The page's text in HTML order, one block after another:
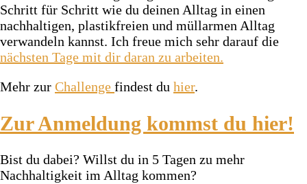
Schritt für Schritt wie du deinen Alltag in einen
nachhaltigen, plastikfreien und müllarmen Alltag
verwandeln kannst. Ich freue mich sehr darauf die
nächsten Tage mit dir daran zu arbeiten.
Mehr zur Challenge findest du hier.
Zur Anmeldung kommst du hier!
Bist du dabei? Willst du in 5 Tagen zu mehr
Nachhaltigkeit im Alltag kommen?